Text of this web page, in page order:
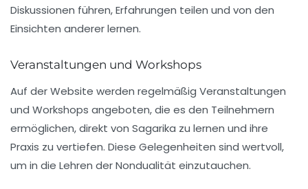
Diskussionen führen, Erfahrungen teilen und von den
Einsichten anderer lernen.
Veranstaltungen und Workshops
Auf der Website werden regelmäßig Veranstaltungen
und Workshops angeboten, die es den Teilnehmern
ermöglichen, direkt von Sagarika zu lernen und ihre
Praxis zu vertiefen. Diese Gelegenheiten sind wertvoll,
um in die Lehren der Nondualität einzutauchen.